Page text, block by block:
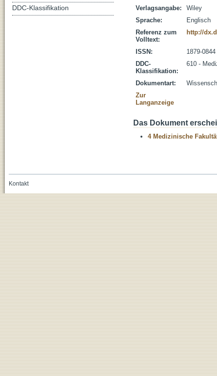
Verlagsangabe:
Wiley
Sprache:
Englisch
Referenz zum
Volltext:
http://
ISSN:
1879-0844
DDC-
Klassifikation:
610 -
Dokumentart:
Zur
Langanzeige
Das Dokument
4 Medizinische
DDC-Klassifikation
Kontakt